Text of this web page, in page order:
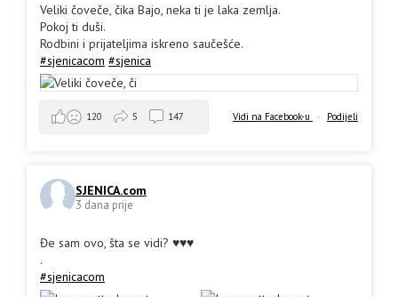
Veliki čoveče, čika Bajo, neka ti je laka zemlja.
Pokoj ti duši.
Rodbini i prijateljima iskreno saučešće.
#sjenicacom #sjenica
Vidi na Facebook-u · Podijeli
120 5 147
SJENICA.com
3 dana prije
Đe sam ovo, šta se vidi? ♥️♥️♥️
.
#sjenicacom